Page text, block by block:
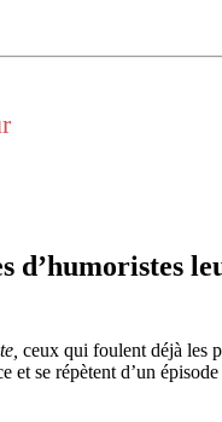
ceux qui foulent déjà les
et se répètent d’un